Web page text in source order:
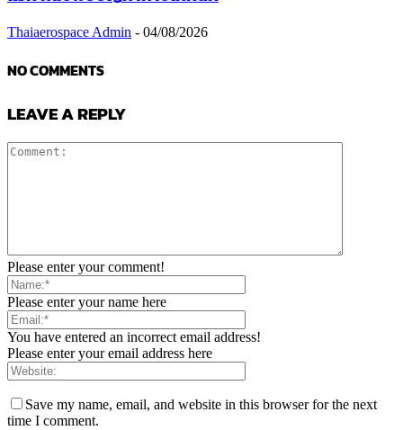
Thaiaerospace Admin - 04/08/2026
NO COMMENTS
LEAVE A REPLY
Please enter your comment!
Please enter your name here
You have entered an incorrect email address!
Please enter your email address here
Save my name, email, and website in this browser for the next
time I comment.